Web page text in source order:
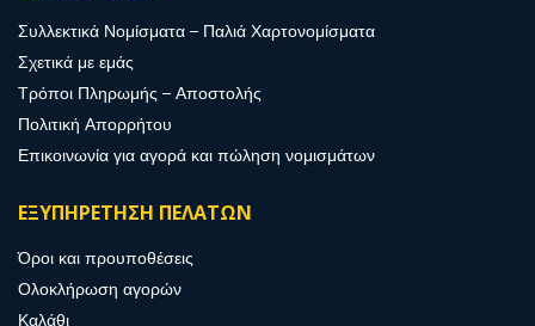
Συλλεκτικά Νομίσματα – Παλιά Χαρτονομίσματα
Σχετικά με εμάς
Τρόποι Πληρωμής – Αποστολής
Πολιτική Απορρήτου
Επικοινωνία για αγορά και πώληση νομισμάτων
ΕΞΥΠΗΡΕΤΗΣΗ ΠΕΛΑΤΩΝ
Όροι και προυποθέσεις
Ολοκλήρωση αγορών
Καλάθι